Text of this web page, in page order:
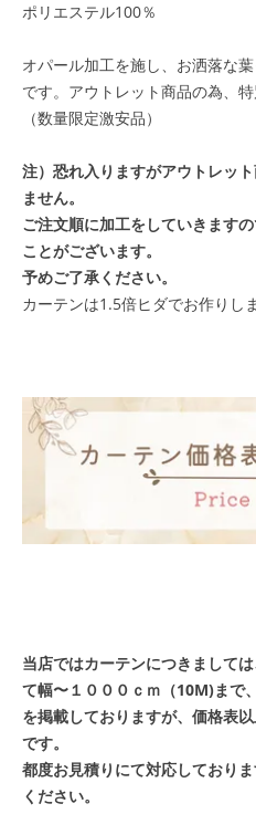
ポリエステル100％
オパール加工を施し、お洒落な
です。 アウトレット商品の為、
（数量限定激安品）
注）恐れ入りますがアウトレッ
ません。
ご注文順に加工をしていきます
ことがございます。
予めご了承ください。
カーテンは1.5倍ヒダでお作りしま
当店ではカーテンにつきまして
て幅〜１０００ｃｍ（10M)まで
を掲載しておりますが、価格表
です。
都度お見積りにて対応しており
ください。